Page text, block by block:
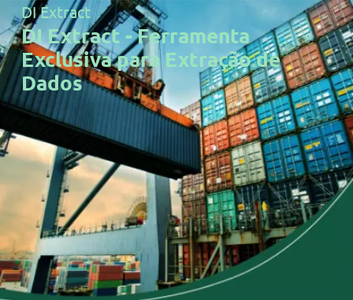
DI Extract
DI Extract - Ferramenta
Exclusiva para Extração de
Dados